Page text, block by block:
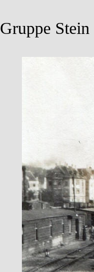
Gruppe